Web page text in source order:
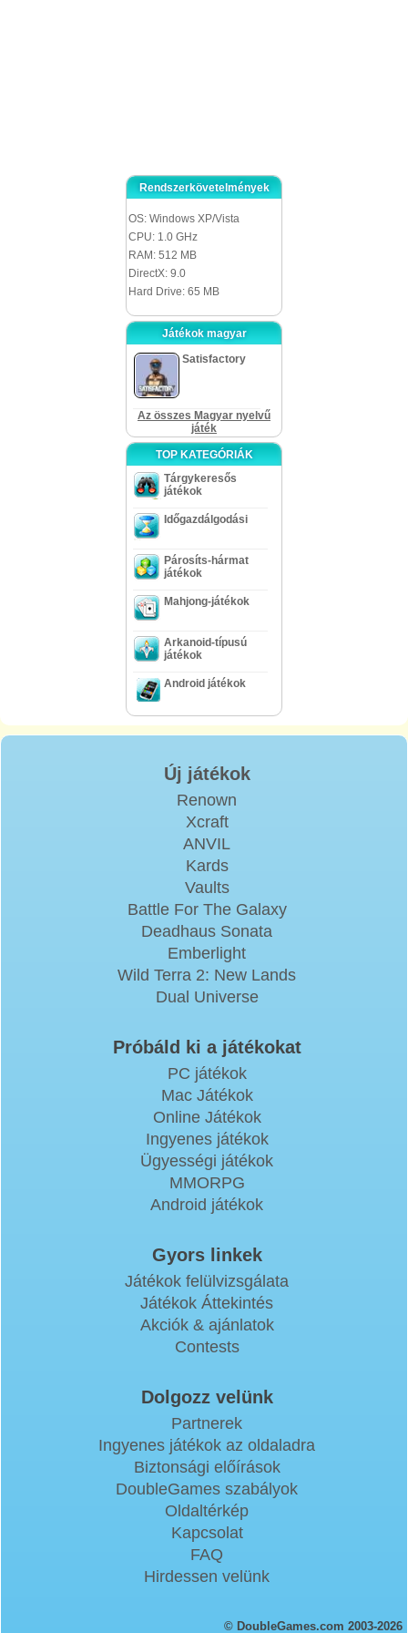
Rendszerkövetelmények
OS: Windows XP/Vista
CPU: 1.0 GHz
RAM: 512 MB
DirectX: 9.0
Hard Drive: 65 MB
Játékok magyar
Satisfactory
Az összes Magyar nyelvű
játék
TOP KATEGÓRIÁK
Tárgykeresős
játékok
Időgazdálgodási
Párosíts-hármat
játékok
Mahjong-játékok
Arkanoid-típusú
játékok
Android játékok
Új játékok
Renown
Xcraft
ANVIL
Kards
Vaults
Battle For The Galaxy
Deadhaus Sonata
Emberlight
Wild Terra 2: New Lands
Dual Universe
Próbáld ki a játékokat
PC játékok
Mac Játékok
Online Játékok
Ingyenes játékok
Ügyességi játékok
MMORPG
Android játékok
Gyors linkek
Játékok felülvizsgálata
Játékok Áttekintés
Akciók & ajánlatok
Contests
Dolgozz velünk
Partnerek
Ingyenes játékok az oldaladra
Biztonsági előírások
DoubleGames szabályok
Oldaltérkép
Kapcsolat
FAQ
Hirdessen velünk
© DoubleGames.com 2003-2026